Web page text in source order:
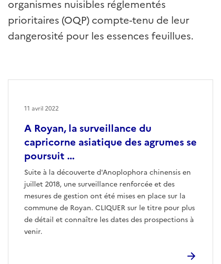
organismes nuisibles réglementés
prioritaires (OQP) compte-tenu de leur
dangerosité pour les essences feuillues.
A Royan, la surveillance du
capricorne asiatique des agrumes se
poursuit ...
Suite à la découverte d'Anoplophora chinensis en
juillet 2018, une surveillance renforcée et des
mesures de gestion ont été mises en place sur la
commune de Royan. CLIQUER sur le titre pour plus
de détail et connaître les dates des prospections à
venir.
11 avril 2022